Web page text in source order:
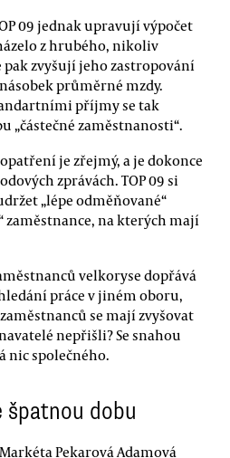
09 jednak upravují výpočet
z hrubého, nikoliv
pak zvyšují jeho zastropování
průměrné mzdy.
příjmy se tak
„částečné zaměstnanosti“.
je zřejmý, a je dokonce
zprávách. TOP 09 si
„lépe odměňované“
zaměstnance, na kterých mají
velkoryse dopřává
práce v jiném oboru,
se mají zvyšovat
nepřišli? Se snahou
nic společného.
špatnou dobu
Pekarová Adamová